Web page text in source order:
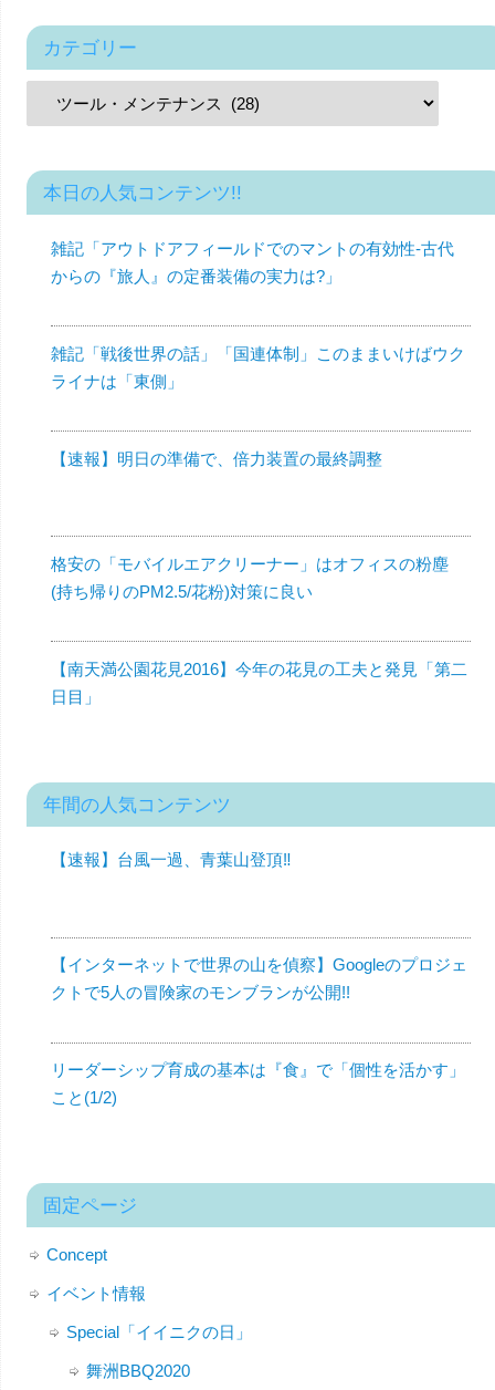
カテゴリー
本日の人気コンテンツ!!
雑記「アウトドアフィールドでのマントの有効性-古代
からの『旅人』の定番装備の実力は?」
雑記「戦後世界の話」「国連体制」このままいけばウク
ライナは「東側」
【速報】明日の準備で、倍力装置の最終調整
格安の「モバイルエアクリーナー」はオフィスの粉塵
(持ち帰りのPM2.5/花粉)対策に良い
【南天満公園花見2016】今年の花見の工夫と発見「第二
日目」
年間の人気コンテンツ
【速報】台風一過、青葉山登頂‼︎
【インターネットで世界の山を偵察】Googleのプロジェ
クトで5人の冒険家のモンブランが公開!!
リーダーシップ育成の基本は『食』で「個性を活かす」
こと(1/2)
固定ページ
Concept
イベント情報
Special「イイニクの日」
舞洲BBQ2020